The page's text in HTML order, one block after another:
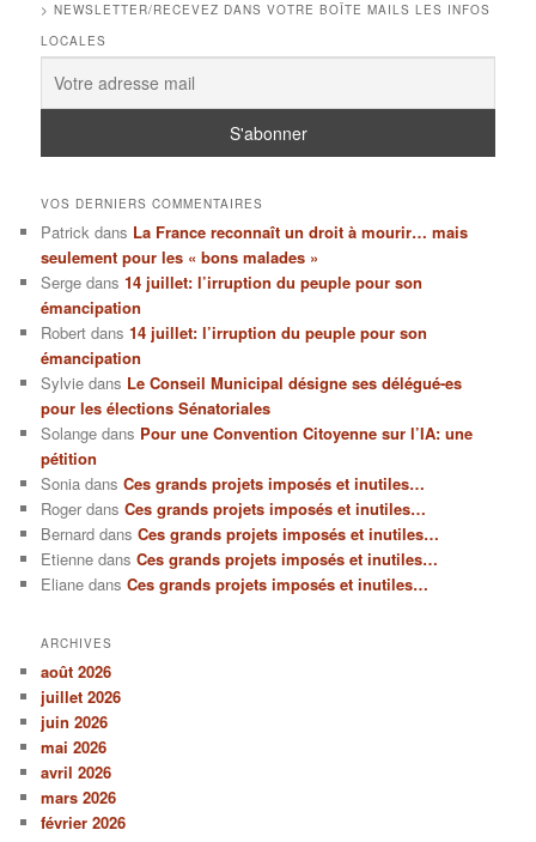
> NEWSLETTER/RECEVEZ DANS VOTRE BOÎTE MAILS LES INFOS
LOCALES
VOS DERNIERS COMMENTAIRES
Patrick dans La France reconnaît un droit à mourir… mais
seulement pour les « bons malades »
Serge dans14 juillet: l’irruption du peuple pour son
émancipation
Robert dans14 juillet: l’irruption du peuple pour son
émancipation
Sylvie dans Le Conseil Municipal désigne ses délégué-es
pour les élections Sénatoriales
Solange dans Pour une Convention Citoyenne sur l’IA: une
pétition
Sonia dansCes grands projets imposés et inutiles…
Roger dansCes grands projets imposés et inutiles…
Bernard dansCes grands projets imposés et inutiles…
Etienne dansCes grands projets imposés et inutiles…
Eliane dansCes grands projets imposés et inutiles…
ARCHIVES
août 2026
juillet 2026
juin 2026
mai 2026
avril 2026
mars 2026
février 2026